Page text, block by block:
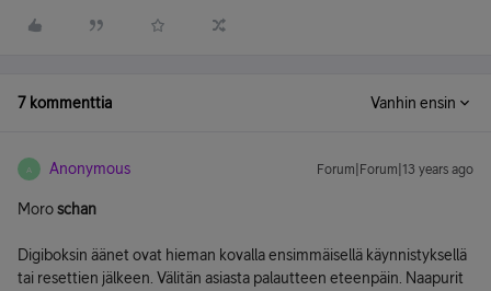
7 kommenttia Vanhin ensin
A Anonymous Forum|Forum|13 years ago
Moroschan
Digiboksin äänet ovat hieman kovalla ensimmäisellä käynnistyksellä
tai resettien jälkeen. Välitän asiasta palautteen eteenpäin. Naapurit